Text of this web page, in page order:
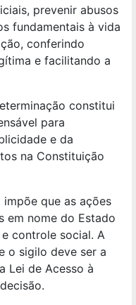
prevenir abusos
fundamentais à vida
conferindo
e facilitando a
constitui
para
e da
na Constituição
que as ações
em nome do Estado
controle social. A
o sigilo deve ser a
Lei de Acesso à